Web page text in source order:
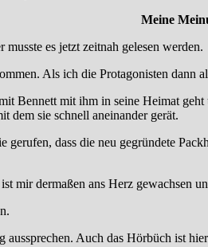
Meine
es jetzt zeitnah gelesen werden.
Als ich die Protagonisten dann
Bennett mit ihm in seine Heimat
dem sie schnell aneinander gerät.
dass die neu gegründete
mir dermaßen ans Herz gewachsen
Auch das Hörbüch ist